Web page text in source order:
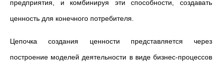
предприятия, и комбинируя эти способности, создавать
ценность для конечного потребителя.
Цепочка создания ценности представляется через
построение моделей деятельности в виде бизнес-процессов